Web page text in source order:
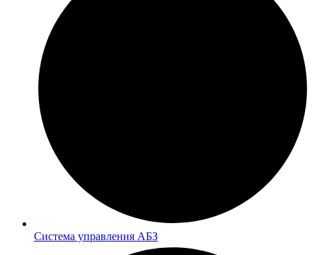
Система управления АБЗ